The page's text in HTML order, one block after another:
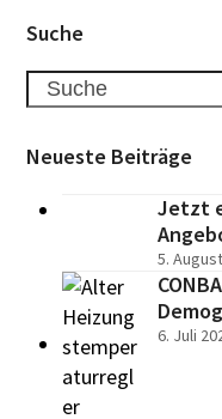
Suche
Search
Neueste Beiträge
Jetzt
5.
6. Juli